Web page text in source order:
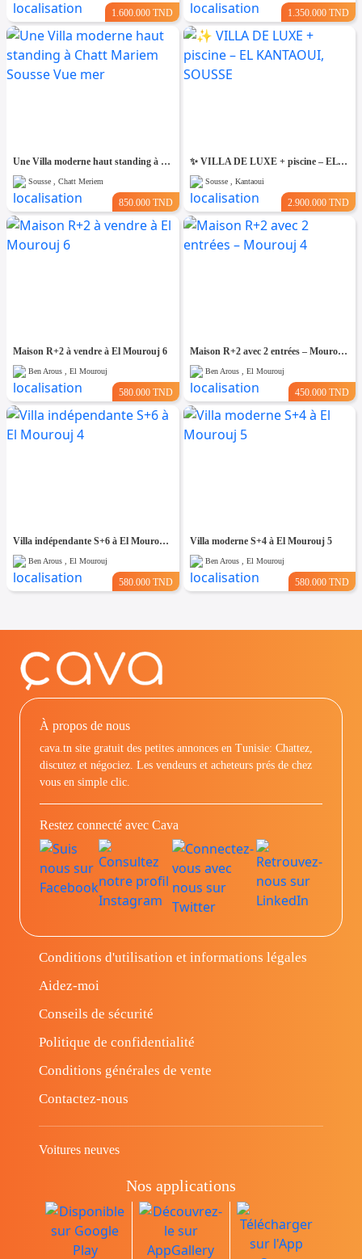
1.600.000 TND 1.350.000 TND
Une Villa moderne haut standing à Chatt Mariem Sousse Vue mer
Sousse , Chatt Meriem
850.000 TND
​✨ VILLA DE LUXE + piscine – EL KANTAOUI, SOUSSE
Sousse , Kantaoui
2.900.000 TND
Maison R+2 à vendre à El Mourouj 6
Ben Arous , El Mourouj
580.000 TND
Maison R+2 avec 2 entrées – Mourouj 4
Ben Arous , El Mourouj
450.000 TND
Villa indépendante S+6 à El Mourouj 4
Ben Arous , El Mourouj
580.000 TND
Villa moderne S+4 à El Mourouj 5
Ben Arous , El Mourouj
580.000 TND
À propos de nous
cava.tn site gratuit des petites annonces en Tunisie: Chattez,
discutez et négociez. Les vendeurs et acheteurs prés de chez
vous en simple clic.
Restez connecté avec Cava
Conditions d'utilisation et informations légales
Aidez-moi
Conseils de sécurité
Politique de confidentialité
Conditions générales de vente
Contactez-nous
Voitures neuves
Nos applications